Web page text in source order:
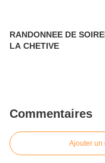
RANDONNEE DE
LA CHETIVE
Commentaires
Ajouter un